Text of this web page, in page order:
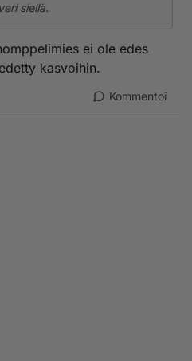
siellä.
ei ole edes
kasvoihin.
Kommentoi